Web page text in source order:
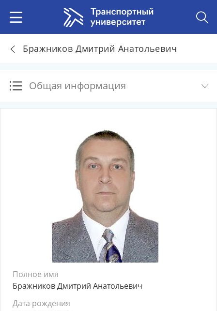
Бражников Дмитрий Анатольевич
Общая информация
Полное имя
Бражников Дмитрий Анатольевич
Дата рождения